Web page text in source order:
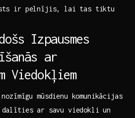
ir pelnījis, lai tas tiktu
Izpausmes⁢
ar
Viedokļiem
mūsdienu komunikācijas
ar savu viedokli un